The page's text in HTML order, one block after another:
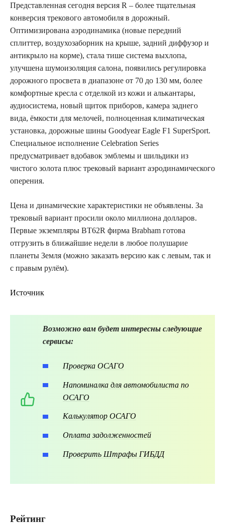
Представленная сегодня версия R – более тщательная
конверсия трекового автомобиля в дорожный.
Оптимизирована аэродинамика (новые передний
сплиттер, воздухозаборник на крыше, задний диффузор и
антикрыло на корме), стала тише система выхлопа,
улучшена шумоизоляция салона, появились регулировка
дорожного просвета в диапазоне от 70 до 130 мм, более
комфортные кресла с отделкой из кожи и алькантары,
аудиосистема, новый щиток приборов, камера заднего
вида, ёмкости для мелочей, полноценная климатическая
установка, дорожные шины Goodyear Eagle F1 SuperSport.
Специальное исполнение Celebration Series
предусматривает вдобавок эмблемы и шильдики из
чистого золота плюс трековый вариант аэродинамического
оперения.
Цена и динамические характеристики не объявлены. За
трековый вариант просили около миллиона долларов.
Первые экземпляры BT62R фирма Brabham готова
отгрузить в ближайшие недели в любое полушарие
планеты Земля (можно заказать версию как с левым, так и
с правым рулём).
Источник
Возможно вам будет интересны следующие
сервисы:
Проверка ОСАГО
Напоминалка для автомобилиста по
ОСАГО
Калькулятор ОСАГО
Оплата задолженностей
Проверить Штрафы ГИБДД
Рейтинг